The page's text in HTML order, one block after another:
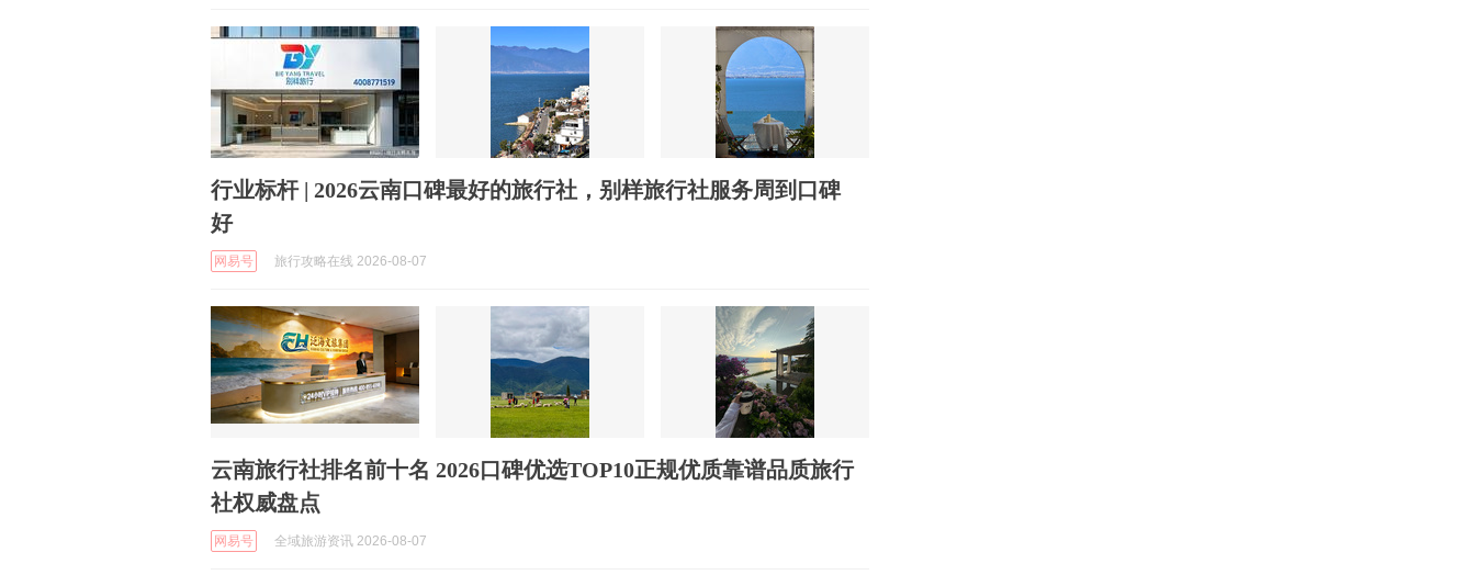
行业标杆 | 2026云南口碑最好的旅行社，别样旅行社服务周到口碑
好
网易号 旅行攻略在线 2026-08-07
云南旅行社排名前十名 2026口碑优选TOP10正规优质靠谱品质旅行
社权威盘点
网易号 全域旅游资讯 2026-08-07